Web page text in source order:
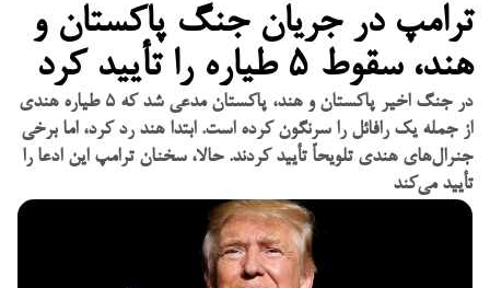
ترامپ در جریان جنگ پاکستان و
هند، سقوط ۵ طیاره را تأیید کرد
در جنگ اخیر پاکستان و هند، پاکستان مدعی شد که ۵ طیاره هندی
از جمله یک رافائل را سرنگون کرده است. ابتدا هند رد کرد، اما برخی
جنرال‌های هندی تلویحاً تأیید کردند. حالا، سخنان ترامپ این ادعا را
تأیید می‌کند